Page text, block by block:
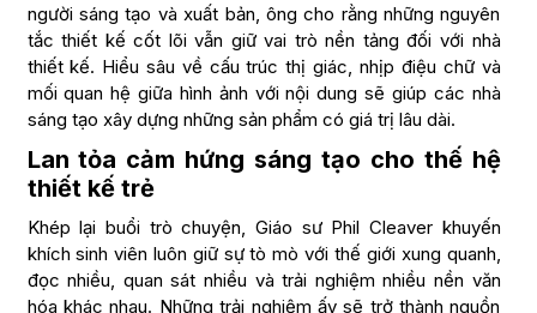
người sáng tạo và xuất bản, ông cho rằng những nguyên
tắc thiết kế cốt lõi vẫn giữ vai trò nền tảng đối với nhà
thiết kế. Hiểu sâu về cấu trúc thị giác, nhịp điệu chữ và
mối quan hệ giữa hình ảnh với nội dung sẽ giúp các nhà
sáng tạo xây dựng những sản phẩm có giá trị lâu dài.
Lan tỏa cảm hứng sáng tạo cho thế hệ
thiết kế trẻ
Khép lại buổi trò chuyện, Giáo sư Phil Cleaver khuyến
khích sinh viên luôn giữ sự tò mò với thế giới xung quanh,
đọc nhiều, quan sát nhiều và trải nghiệm nhiều nền văn
hóa khác nhau. Những trải nghiệm ấy sẽ trở thành nguồn